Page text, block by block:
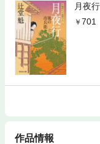
月夜
701
作品情報